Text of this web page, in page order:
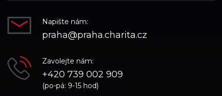
Napište nám:
praha@praha.charita.cz
Zavolejte nám:
+420 739 002 909
(po-pá: 9-15 hod)